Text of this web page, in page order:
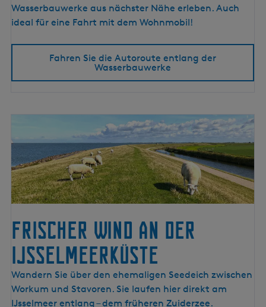
n
t
g
s
s
e
r
b
u
w
e
r
Wasserbauwerke aus nächster Nähe erleben. Auch
ideal für eine Fahrt mit dem Wohnmobil!
Fahren Sie die Autoroute entlang der
Wasserbauwerke
Frischer Wind an der
IJsselmeerküste
F
r
i
Wandern Sie über den ehemaligen Seedeich zwischen
Workum und Stavoren. Sie laufen hier direkt am
IJsselmeer entlang – dem früheren Zuiderzee.